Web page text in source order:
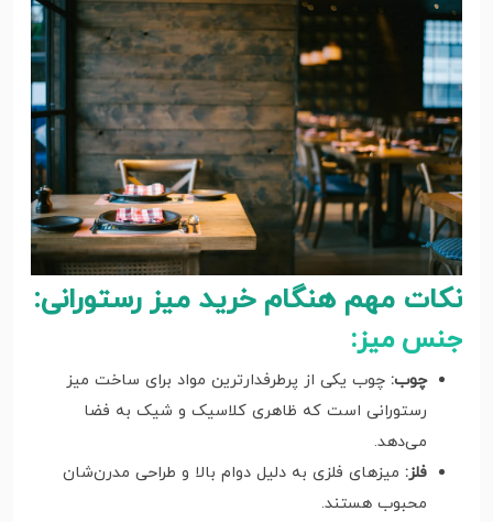
نکات مهم هنگام خرید میز رستورانی:
جنس میز:
چوب: چوب یکی از پرطرفدارترین مواد برای ساخت میز
رستورانی است که ظاهری کلاسیک و شیک به فضا
می‌دهد.
فلز: میزهای فلزی به دلیل دوام بالا و طراحی مدرن‌شان
محبوب هستند.